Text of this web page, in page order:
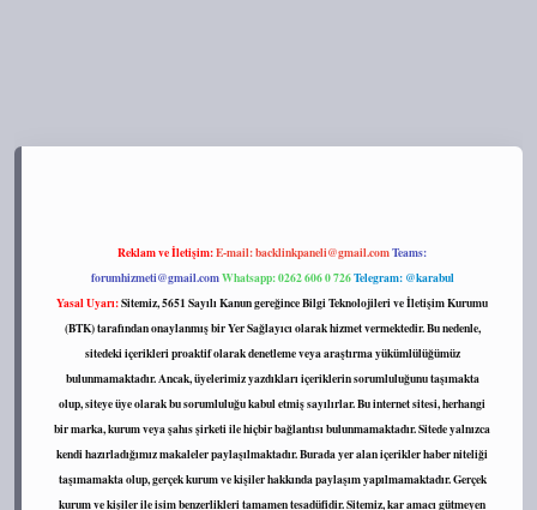
Reklam ve İletişim:E-mail:backlinkpaneli@gmail.comTeams:
forumhizmeti@gmail.comWhatsapp: 0262 606 0 726Telegram: @karabul
Yasal Uyarı:Sitemiz, 5651 Sayılı Kanun gereğince Bilgi Teknolojileri ve İletişim Kurumu
(BTK) tarafından onaylanmış bir Yer Sağlayıcı olarak hizmet vermektedir. Bu nedenle,
sitedeki içerikleri proaktif olarak denetleme veya araştırma yükümlülüğümüz
bulunmamaktadır. Ancak, üyelerimiz yazdıkları içeriklerin sorumluluğunu taşımakta
olup, siteye üye olarak bu sorumluluğu kabul etmiş sayılırlar. Bu internet sitesi, herhangi
bir marka, kurum veya şahıs şirketi ile hiçbir bağlantısı bulunmamaktadır. Sitede yalnızca
kendi hazırladığımız makaleler paylaşılmaktadır. Burada yer alan içerikler haber niteliği
taşımamakta olup, gerçek kurum ve kişiler hakkında paylaşım yapılmamaktadır. Gerçek
kurum ve kişiler ile isim benzerlikleri tamamen tesadüfidir. Sitemiz, kar amacı gütmeyen